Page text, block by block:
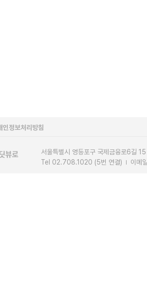
인정보처리방침
서울특별시 영등포구 국제금융로6길
Tel 02.708.1020 (5번 연결)
이메